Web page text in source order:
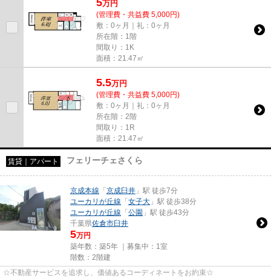
5万円
(管理費・共益費 5,000円)
敷：0ヶ月｜礼：0ヶ月
所在階：1階
間取り：1K
面積：21.47㎡
5.5万円
(管理費・共益費 5,000円)
敷：0ヶ月｜礼：0ヶ月
所在階：2階
間取り：1R
面積：21.47㎡
賃貸｜アパート フェリーチェさくら
京成本線 「 京成臼井 」駅 徒歩7分
ユーカリが丘線 「 女子大 」駅 徒歩38分
ユーカリが丘線 「 公園 」駅 徒歩43分
千葉県佐倉市臼井
5万円
築年数：築5年 ｜募集中： 1室
階数：2階建
☆不動産サービスを追求し、価値あるコーディネートをお約束☆